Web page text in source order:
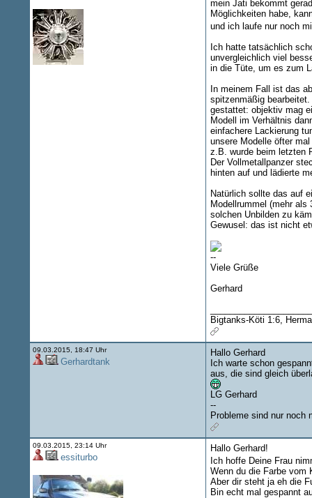
mein Jati bekommt
Möglichkeiten habe,
und ich laufe nur noch
Ich hatte tatsächlich
unvergleichlich viel
in die Tüte, um es zum
In meinem Fall ist das
spitzenmäßig
gestattet: objektiv mag
Modell im Verhältnis
einfachere Lackierung
unsere Modelle öfter
z.B. wurde beim letzten
Der Vollmetallpanzer
hinten auf und lädierte
Natürlich sollte das auf
Modellrummel (mehr
solchen Unbilden zu
Gewusel: das ist nicht
--
Viele Grüße
Gerhard
Bigtanks-Köti 1:6,
09.03.2015, 18:47 Uhr
Gerhardtank
Hallo Gerhard
Ich warte schon
aus, die sind gleich
LG Gerhard
--
Probleme sind nur noch
09.03.2015, 23:14 Uhr
essiturbo
Hallo Gerhard!
Ich hoffe Deine Frau
Wenn du die Farbe vom
Aber dir steht ja eh die
Bin echt mal gespannt